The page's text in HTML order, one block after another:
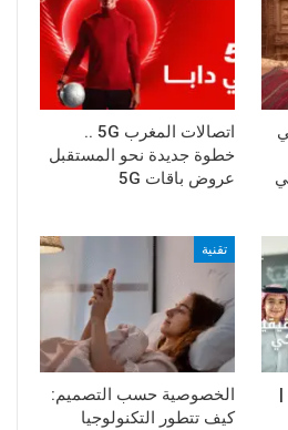
اتصالات المغرب 5G ..
خطوة جديدة نحو المستقبل
عروض باقات 5G
تقنية
الخصوصية حسب التصميم:
كيف تتطور التكنولوجيا